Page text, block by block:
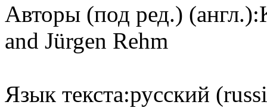
Авторы (под ред.) (англ.):
and Jürgen Rehm
Язык текста:русский